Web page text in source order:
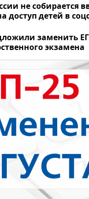
не собирается
доступ детей в
заменить
экзамена